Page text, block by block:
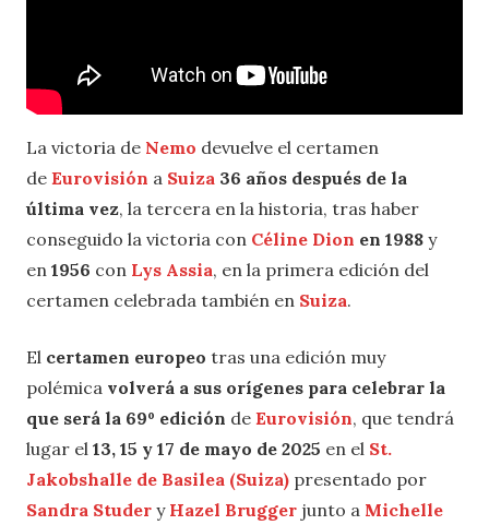
La victoria de Nemo devuelve el certamen
de Eurovisión a Suiza 36 años después de la
última vez, la tercera en la historia, tras haber
conseguido la victoria con Céline Dion en 1988 y
en 1956 con Lys Assia, en la primera edición del
certamen celebrada también en Suiza.
El certamen europeo tras una edición muy
polémica volverá a sus orígenes para celebrar la
que será la 69º edición de Eurovisión, que tendrá
lugar el 13, 15 y 17 de mayo de 2025 en el St.
Jakobshalle de Basilea (Suiza) presentado por
Sandra Studer y Hazel Brugger junto a Michelle